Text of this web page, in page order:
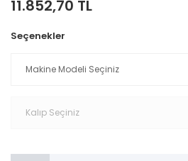
11.852,70 TL
Seçenekler